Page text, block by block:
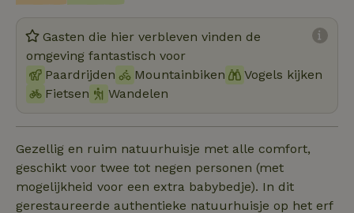
Gasten die hier verbleven vinden de
omgeving fantastisch voor
Paardrijden
Mountainbiken
Vogels kijken
Fietsen
Wandelen
Gezellig en ruim natuurhuisje met alle comfort,
geschikt voor twee tot negen personen (met
mogelijkheid voor een extra babybedje). In dit
gerestaureerde authentieke natuurhuisje op het erf